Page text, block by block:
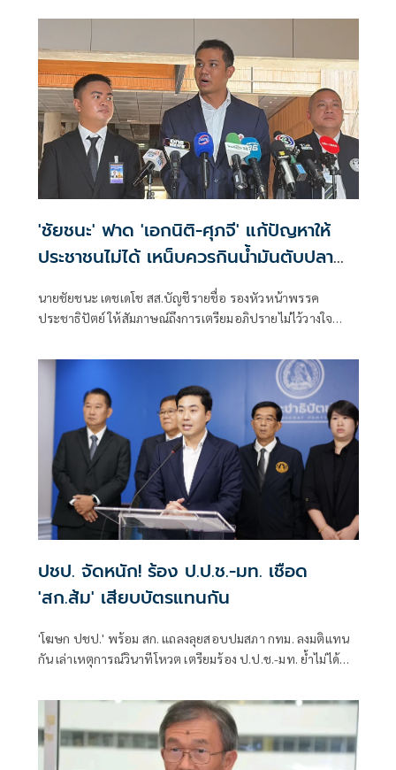
ที่เป็นพรรคที่ทุกฝั่งลืมได้ไงเนี้ย
'ชัยชนะ' ฟาด 'เอกนิติ-ศุภจี' แก้ปัญหาให้
ประชาชนไม่ได้ เหน็บควรกินน้ำมันตับปลา
นายชัยชนะ เดชเดโช สส.บัญชีรายชื่อ รองหัวหน้าพรรค
ประชาธิปัตย์ ให้สัมภาษณ์ถึงการเตรียมอภิปรายไม่ไว้วางใจ
ไหร่ที่ฝ่ายค้านมีมติว่ายื่นอภิปรายไม่ไว้วางใจ พรรคร่วมฝ่าย
ค้านก็จะนำเรื่องกลับหารือแต่ละพรรค ยืนยันว่ามีความพร้อม
อยู่แล้ว ซึ่งต้องดูไทม์ไลน์ว่าพรรคประชาชนกำหนดช่วงไหน
เพราะเมื่อเปิดสภามา
ปชป. จัดหนัก! ร้อง ป.ป.ช.-มท. เชือด
'สก.ส้ม' เสียบบัตรแทนกัน
'โฆษก ปชป.' พร้อม สก. แถลงลุยสอบปมสภา กทม. ลงมติแทน
กัน เล่าเหตุการณ์วินาทีโหวต เตรียมร้อง ป.ป.ช.-มท. ย้ำไม่ได้